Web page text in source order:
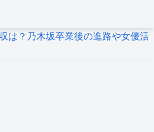
は？乃木坂卒業後の進路や女優活